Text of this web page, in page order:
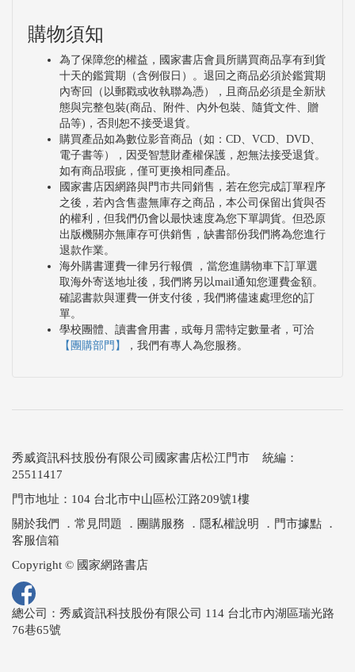
購物須知
為了保障您的權益，國家書店會員所購買商品享有到貨
十天的鑑賞期（含例假日）。退回之商品必須於鑑賞期
內寄回（以郵戳或收執聯為憑），且商品必須是全新狀
態與完整包裝(商品、附件、內外包裝、隨貨文件、贈
品等)，否則恕不接受退貨。
購買產品如為數位影音商品（如：CD、VCD、DVD、
電子書等），因受智慧財產權保護，恕無法接受退貨。
如有商品瑕疵，僅可更換相同產品。
國家書店因網路與門市共同銷售，若在您完成訂單程序
之後，若內含售盡無庫存之商品，本公司保留出貨與否
的權利，但我們仍會以最快速度為您下單調貨。但恐原
出版機關亦無庫存可供銷售，缺書部份我們將為您進行
退款作業。
海外購書運費一律另行報價 ，當您進購物車下訂單選
取海外寄送地址後，我們將另以mail通知您運費金額。
確認書款與運費一併支付後，我們將儘速處理您的訂
單。
學校團體、讀書會用書，或每月需特定數量者，可洽
【團購部門】
，我們有專人為您服務。
秀威資訊科技股份有限公司國家書店松江門市 統編：
25511417
門市地址：104 台北市中山區松江路209號1樓
關於我們
． 常見問題 ． 團購服務 ． 隱私權說明 ． 門市據點 ．
客服信箱
Copyright © 國家網路書店
總公司：秀威資訊科技股份有限公司 114 台北市內湖區瑞光路
76巷65號